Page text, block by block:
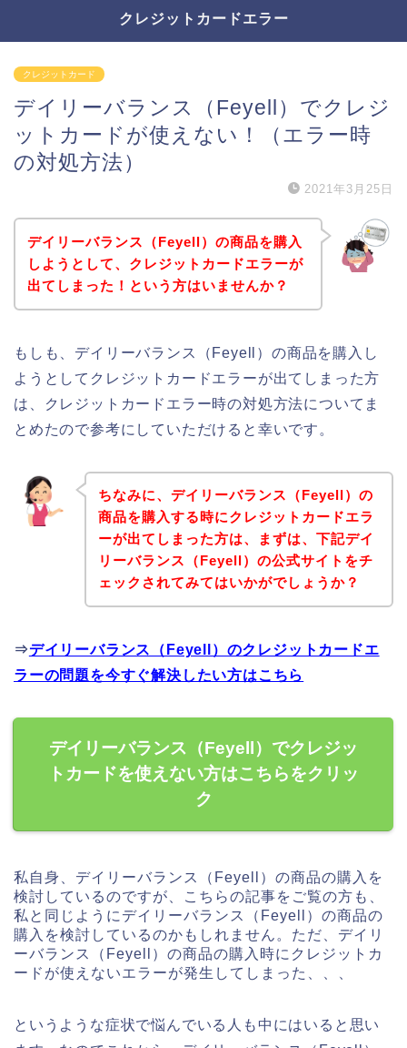
クレジットカードエラー
クレジットカード
デイリーバランス（Feyell）でクレジ
ットカードが使えない！（エラー時
の対処方法）
2021年3月25日
デイリーバランス（Feyell）の商品を購入
しようとして、クレジットカードエラーが
出てしまった！という方はいませんか？
もしも、デイリーバランス（Feyell）の商品を購入し
ようとしてクレジットカードエラーが出てしまった方
は、クレジットカードエラー時の対処方法についてま
とめたので参考にしていただけると幸いです。
ちなみに、デイリーバランス（Feyell）の
商品を購入する時にクレジットカードエラ
ーが出てしまった方は、まずは、下記デイ
リーバランス（Feyell）の公式サイトをチ
ェックされてみてはいかがでしょうか？
⇒デイリーバランス（Feyell）のクレジットカードエ
ラーの問題を今すぐ解決したい方はこちら
デイリーバランス（Feyell）でクレジッ
トカードを使えない方はこちらをクリッ
ク
私自身、デイリーバランス（Feyell）の商品の購入を
検討しているのですが、こちらの記事をご覧の方も、
私と同じようにデイリーバランス（Feyell）の商品の
購入を検討しているのかもしれません。ただ、デイリ
ーバランス（Feyell）の商品の購入時にクレジットカ
ードが使えないエラーが発生してしまった、、、
というような症状で悩んでいる人も中にはいると思い